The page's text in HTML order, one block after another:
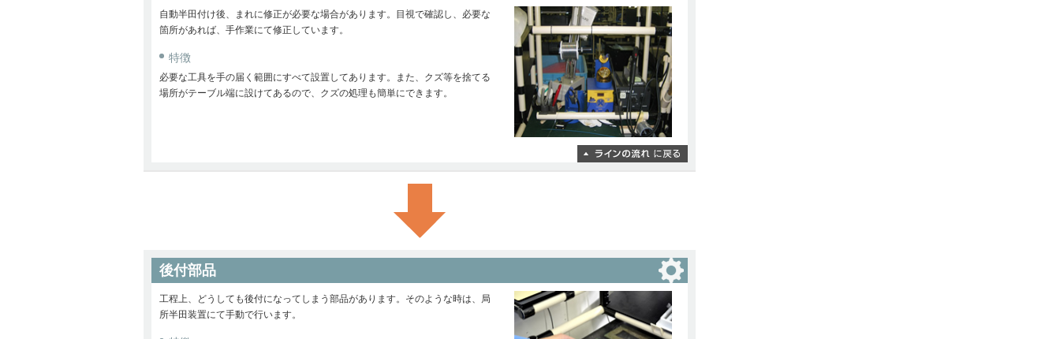
自動半田付け後、まれに修正が必要な場合があります。目視で確認し、必要な
箇所があれば、手作業にて修正しています。
特徴
必要な工具を手の届く範囲にすべて設置してあります。また、クズ等を捨てる
場所がテーブル端に設けてあるので、クズの処理も簡単にできます。
後付部品
工程上、どうしても後付になってしまう部品があります。そのような時は、局
所半田装置にて手動で行います。